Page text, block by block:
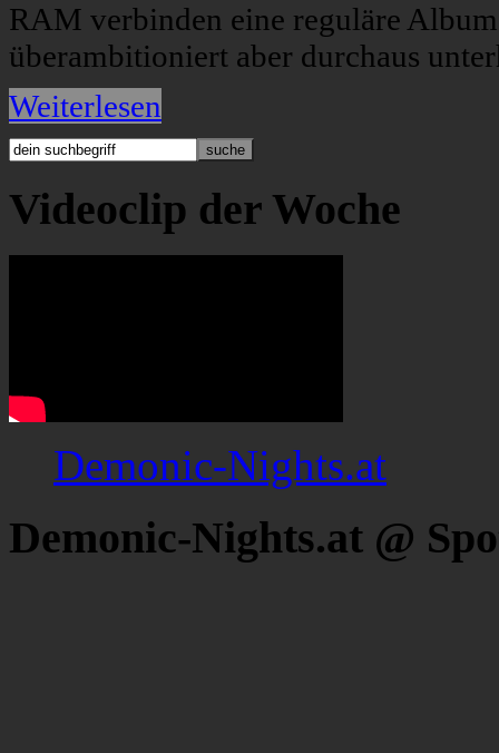
RAM verbinden eine reguläre
überambitioniert aber durchaus
Weiterlesen
Videoclip der Woche
Demonic-Nights.at
Demonic-Nights.at @